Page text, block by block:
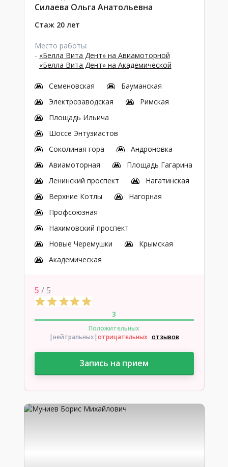
Силаева Ольга Анатольевна
Стаж 20 лет
Место работы:
- «Белла Вита Дент» на Авиамоторной
- «Белла Вита Дент» на Академической
Семеновская
Бауманская
Электрозаводская
Римская
Площадь Ильича
Шоссе Энтузиастов
Соколиная гора
Андроновка
Авиамоторная
Площадь Гагарина
Ленинский проспект
Нагатинская
Верхние Котлы
Нагорная
Профсоюзная
Нахимовский проспект
Новые Черемушки
Крымская
Академическая
5 / 5
3
Положительных
|нейтральных|отрицательных отзывов
Запись на прием